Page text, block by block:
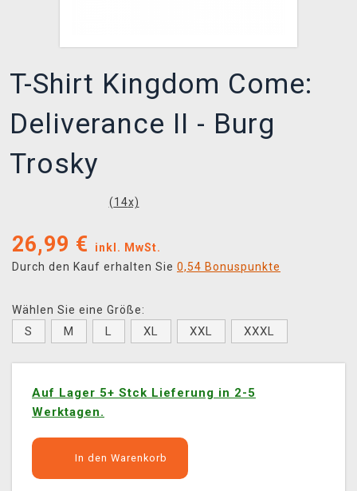
T-Shirt Kingdom Come:
Deliverance II - Burg
Trosky
(14x)
26,99 €
inkl. MwSt.
Durch den Kauf erhalten Sie 0,54 Bonuspunkte
Wählen Sie eine Größe:
S M L XL XXL XXXL
Auf Lager 5+ Stck Lieferung in 2-5
Werktagen.
In den Warenkorb